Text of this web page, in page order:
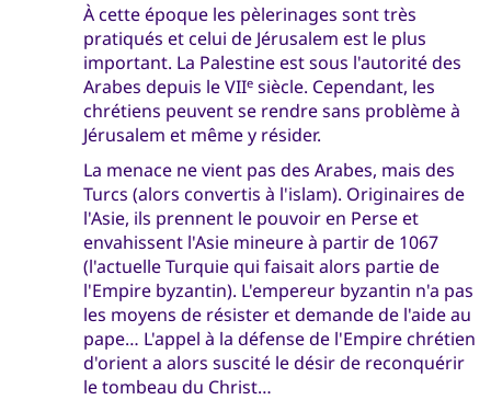
À cette époque les pèlerinages sont très
pratiqués et celui de Jérusalem est le plus
important. La Palestine est sous l'autorité des
Arabes depuis le VIIe siècle. Cependant, les
chrétiens peuvent se rendre sans problème à
Jérusalem et même y résider.
La menace ne vient pas des Arabes, mais des
Turcs (alors convertis à l'islam). Originaires de
l'Asie, ils prennent le pouvoir en Perse et
envahissent l'Asie mineure à partir de 1067
(l'actuelle Turquie qui faisait alors partie de
l'Empire byzantin). L'empereur byzantin n'a pas
les moyens de résister et demande de l'aide au
pape… L'appel à la défense de l'Empire chrétien
d'orient a alors suscité le désir de reconquérir
le tombeau du Christ…